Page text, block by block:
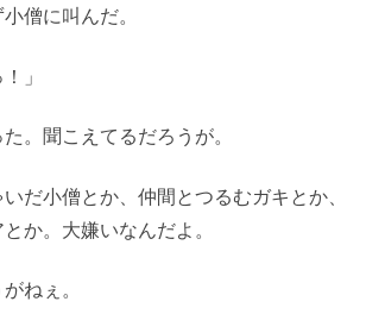
僧に叫んだ。
」
。聞こえてるだろうが。
だ小僧とか、仲間とつるむガキとか、
か。大嫌いなんだよ。
ねぇ。